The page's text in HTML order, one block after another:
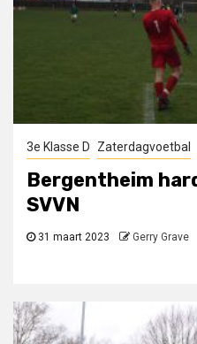
3e Klasse D Zaterdagvoetbal
Bergentheim
SVVN
31 maart 2023 Gerry Grave